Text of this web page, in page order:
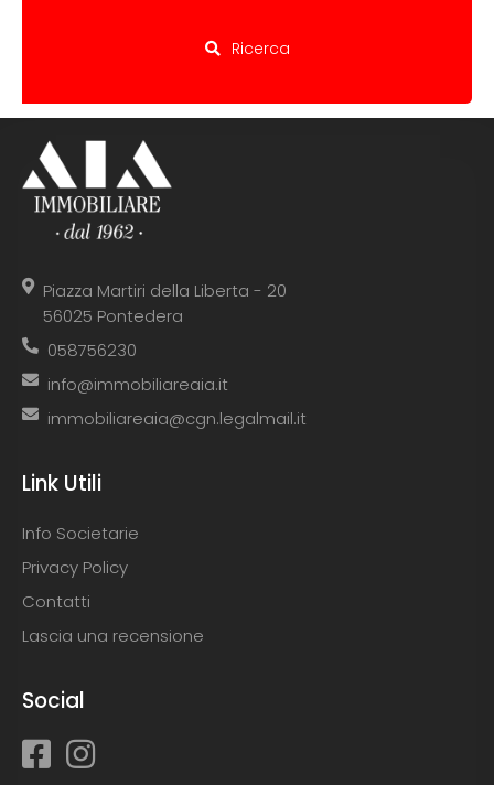
Ricerca
Piazza Martiri della Liberta - 20
56025 Pontedera
058756230
info@immobiliareaia.it
immobiliareaia@cgn.legalmail.it
Link Utili
Info Societarie
Privacy Policy
Contatti
Lascia una recensione
Social